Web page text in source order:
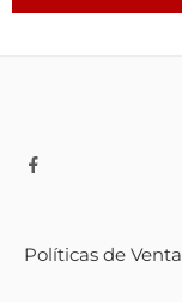
Políticas de Venta